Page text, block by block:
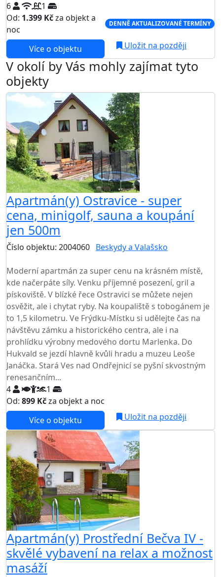
6
1
Od: 1.399 Kčza objekt a
noc
DENNĚ AKTUALIZOVANÉ TERMÍNY
Více o objektu Uložit na později
V okolí by Vás mohly zajímat tyto
objekty
Apartmán(y) Ostravice - super
cena, minigolf, sauna a koupání
jen 500m
Číslo objektu: 2004060 Beskydy a Valašsko
Moderní apartmán za super cenu na krásném místě,
kde načerpáte síly. Venku příjemné posezení, gril a
pískoviště. V blízké řece Ostravici se můžete nejen
osvěžit, ale i chytat ryby. Na koupaliště s tobogánem je
to 1,5 kilometru. Ve Frýdku-Místku si udělejte čas na
návštěvu zámku a historického centra, ale i na
prohlídku výrobny medového dortu Marlenka. Do
Hukvald se jezdí hlavně kvůli hradu a muzeu Leoše
Janáčka. Stará Ves nad Ondřejnicí se pyšní skvostným
renesančním...
4
1
Od: 899 Kčza objekt a noc
Více o objektu
Uložit na později
Apartmán(y) Prostřední Bečva IV -
skvělé vybavení na relax a možnost
masáží